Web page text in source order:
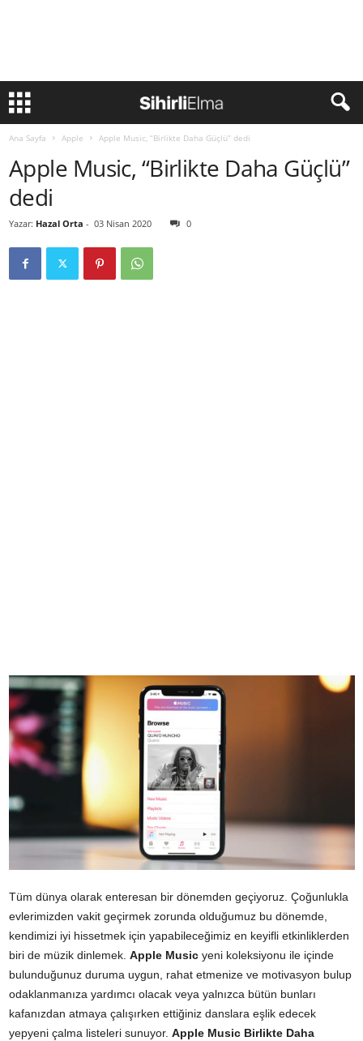
Ana Sayfa Apple Apple Music, “Birlikte Daha Güçlü” dedi
Apple Music, “Birlikte Daha Güçlü”
dedi
Yazar: Hazal Orta - 03 Nisan 2020 0
Tüm dünya olarak enteresan bir dönemden geçiyoruz. Çoğunlukla
evlerimizden vakit geçirmek zorunda olduğumuz bu dönemde,
kendimizi iyi hissetmek için yapabileceğimiz en keyifli etkinliklerden
biri de müzik dinlemek. Apple Music yeni koleksiyonu ile içinde
bulunduğunuz duruma uygun, rahat etmenize ve motivasyon bulup
odaklanmanıza yardımcı olacak veya yalnızca bütün bunları
kafanızdan atmaya çalışırken ettiğiniz danslara eşlik edecek
yepyeni çalma listeleri sunuyor. Apple Music Birlikte Daha